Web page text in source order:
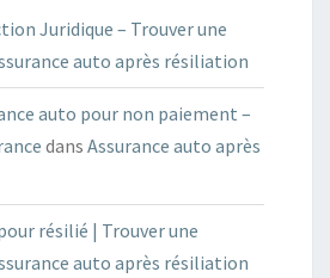
Juridique – Trouver une
auto après résiliation
auto pour non paiement –
dans Assurance auto après
résilié | Trouver une
auto après résiliation